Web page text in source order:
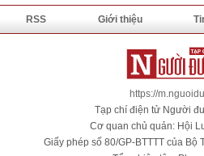
RSS Giới thiệu
https://
Tạp chí điện tử Người
Cơ quan chủ quản: Hội
Giấy phép số 80/GP-BTTTT của Bộ